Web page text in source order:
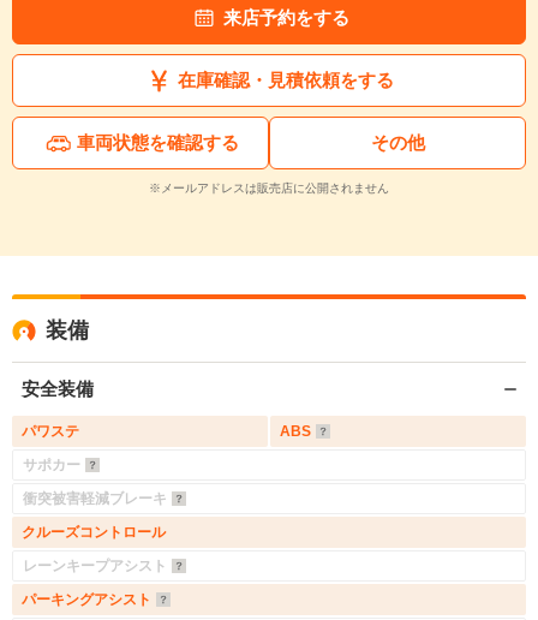
来店予約をする
在庫確認・見積依頼をする
車両状態を確認する その他
※メールアドレスは販売店に公開されません
装備
安全装備
パワステ
ABS
サポカー
衝突被害軽減ブレーキ
クルーズコントロール
レーンキープアシスト
パーキングアシスト